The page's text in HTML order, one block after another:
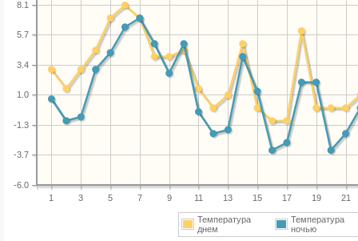
1 3 5 7 9 11 13 15 17 19 21
-6.0
-3.7
-1.3
1.0
3.4
5.7
8.1
Температура
днем
Температура
ночью